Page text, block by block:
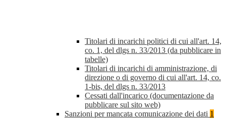
Titolari di incarichi politici di cui all'art. 14,
co. 1, del dlgs n. 33/2013 (da pubblicare in
tabelle)
Titolari di incarichi di amministrazione, di
direzione o di governo di cui all'art. 14, co.
1-bis, del dlgs n. 33/2013
Cessati dall'incarico (documentazione da
pubblicare sul sito web)
Sanzioni per mancata comunicazione dei dati 1